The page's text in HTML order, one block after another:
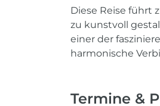
Diese Reise führt
zu kunstvoll
einer der
harmonische
Termine &